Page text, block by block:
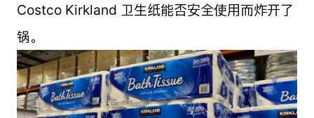
Costco Kirkland 卫生纸能否安全使用而炸开了
锅。